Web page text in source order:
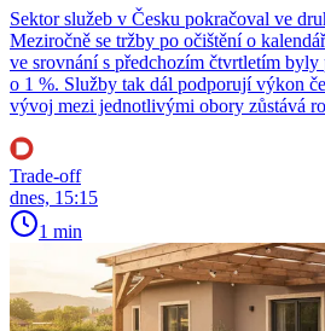
Sektor služeb v Česku pokračoval ve
Meziročně se tržby po očištění o
ve srovnání s předchozím čtvrtletím byly
o 1 %. Služby tak dál podporují výkon
vývoj mezi jednotlivými obory zůstává
Trade-off
dnes, 15:15
1 min